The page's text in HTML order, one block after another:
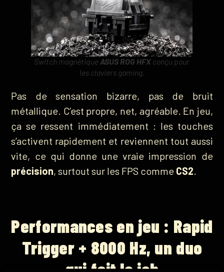
Switch magnétique ASUS ROG HFX conçu pour
les claviers gaming.
Pas de sensation bizarre, pas de bruit
métallique. C’est propre, net, agréable. En jeu,
ça se ressent immédiatement : les touches
s’activent rapidement et reviennent tout aussi
vite, ce qui donne une vraie impression de
précision, surtout sur les FPS comme CS2.
Performances en jeu : Rapid
Trigger + 8000 Hz, un duo